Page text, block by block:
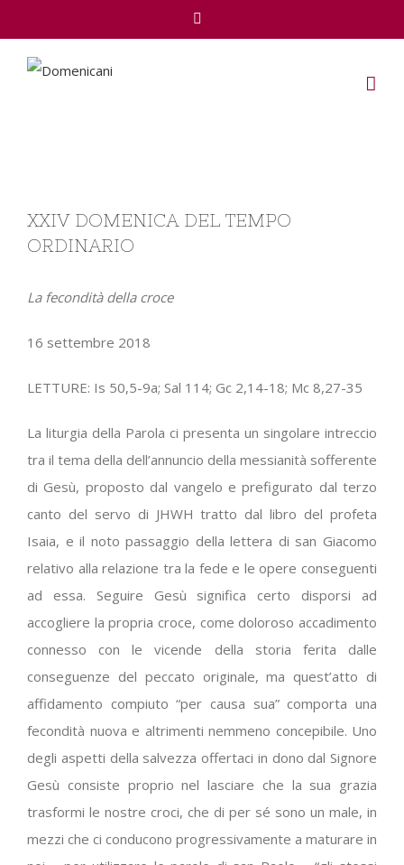
Larger
Image
XXIV DOMENICA DEL TEMPO
ORDINARIO
La fecondità della croce
16 settembre 2018
LETTURE: Is 50,5-9a; Sal 114; Gc 2,14-18; Mc 8,27-35
La liturgia della Parola ci presenta un singolare intreccio
tra il tema della dell’annuncio della messianità sofferente
di Gesù, proposto dal vangelo e prefigurato dal terzo
canto del servo di JHWH tratto dal libro del profeta
Isaia, e il noto passaggio della lettera di san Giacomo
relativo alla relazione tra la fede e le opere conseguenti
ad essa. Seguire Gesù significa certo disporsi ad
accogliere la propria croce, come doloroso accadimento
connesso con le vicende della storia ferita dalle
conseguenze del peccato originale, ma quest’atto di
affidamento compiuto “per causa sua” comporta una
fecondità nuova e altrimenti nemmeno concepibile. Uno
degli aspetti della salvezza offertaci in dono dal Signore
Gesù consiste proprio nel lasciare che la sua grazia
trasformi le nostre croci, che di per sé sono un male, in
mezzi che ci conducono progressivamente a maturare in